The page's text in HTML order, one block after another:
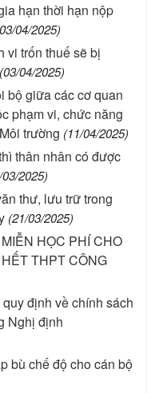
hạn thời hạn nộp
04/2025)
vi trốn thuế sẽ bị
(03/04/2025)
bộ giữa các cơ quan
phạm vi, chức năng
trường (11/04/2025)
thân nhân có được
2025)
thư, lưu trữ trong
(21/03/2025)
HỌC PHÍ CHO
THPT CÔNG
định về chính sách
Nghị định
bù chế độ cho cán bộ